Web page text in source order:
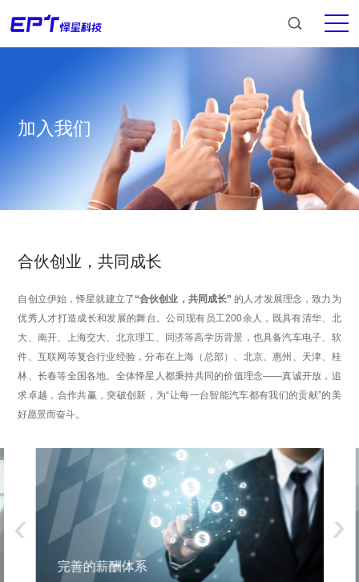
加入我们
合伙创业，共同成长
自创立伊始，怿星就建立了 “合伙创业，共同成长”的人才发展理念，致力为
优秀人才打造成长和发展的舞台。公司现有员工200余人，既具有清华、北
大、南开、上海交大、北京理工、同济等高学历背景，也具备汽车电子、软
件、互联网等复合行业经验，分布在上海（总部）、北京、惠州、天津、桂
林、长春等全国各地。全体怿星人都秉持共同的价值理念——真诚开放，追
求卓越，合作共赢，突破创新，为“让每一台智能汽车都有我们的贡献”的美
好愿景而奋斗。
完善的薪酬体系